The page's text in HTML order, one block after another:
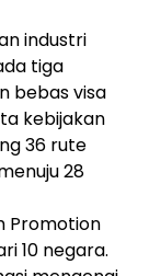
industri
tiga
bebas visa
kebijakan
36 rute
28
Promotion
10 negara.